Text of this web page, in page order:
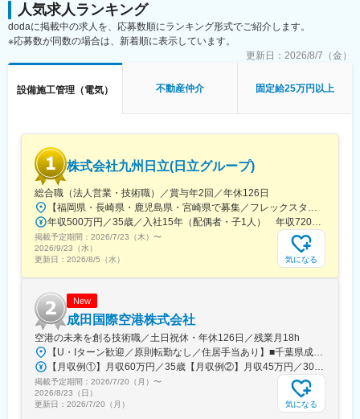
変更の範囲：会社の定める業務
30代～60代の計11名が在籍しています。
他業種からの転職者や、ブランクのある方も活躍しています◎
一番にチームワークを重要視している職場です。人数構成の多く
は、作業部隊となるので、安全と報連相を常にお互いにかけあっ
人気求人ランキング
dodaに掲載中の求人を、応募数順にランキング形式でご紹介します。
※応募数が同数の場合は、新着順に表示しています。
更新日： 2026/8/7（金）
設備施工管理（電気） 不動産仲介 固定給25万円以上
株式会社九州日立(日立グループ)
総合職（法人営業・技術職）／賞与年2回／年休126日
【福岡県・長崎県・鹿児島県・宮崎県で募集／フレックスタイム制】■福岡本社福岡県福岡市博多区中洲中島町1-3 福岡Kスクエア3F※福岡市営地下鉄空港線「中洲川端駅」より徒歩4分■長崎支社長崎県長崎市神ノ島町1-331-92※JR「長崎駅」より車で15分■鹿児島支社鹿児島県鹿児島市東開町14-13※JR「鹿児島中央駅」より車で25分■宮崎支社宮崎県宮崎市花ヶ島町観音免953-1※JR「宮崎駅」より車で20分※U・Iターン歓迎※長崎支社・鹿児島支社・宮崎支社はマイカー通勤可※転勤は基本ありませんが、本人の希望により柔軟に対応しております。詳細は面接でもお伝えいたします。※受動喫煙対策：分煙
年収500万円／35歳／入社15年（配偶者・子1人） 年収720万円／50歳／入社20年（配偶者・子2人）
掲載予定期間： 2026/7/23（木） 〜
2026/9/23（水）
更新日： 2026/8/5（水） 気になる
New
成田国際空港株式会社
空港の未来を創る技術職／土日祝休・年休126日／残業月18h
【U・Iターン歓迎／原則転勤なし／住居手当あり】■千葉県成田市古込字古込1-1受動喫煙対策：オフィス内禁煙・分煙※自動車通勤：可能（必要条件を満たしている場合のみ）※原則は転勤なし
【月収例①】月収60万円／35歳【月収例②】月収45万円／30歳【月収例③】月収41万円／25歳※各種手当(残業手当、住居手当、通勤手当等)込みの金額です。※別途賞与が年２回支給されます。※個人差がある旨、ご承知おきください。<月給>【初任給（大卒）】月給27万8600円＋各種手当(残業手当、住居手当、通勤手当等)＋賞与年2回【初任給（院卒）】月給30万500円＋各種手当(残業手当、住居手当、通勤手当等)＋賞与年2回※上記は新卒初任給です。経験やスキルを考慮して決定いたします。
掲載予定期間： 2026/7/20（月） 〜
2026/8/23（日）
更新日： 2026/7/20（月） 気になる